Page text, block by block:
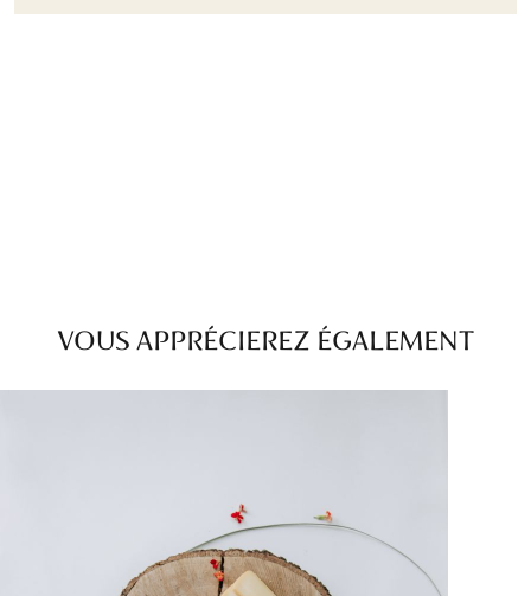
VOUS APPRÉCIEREZ ÉGALEMENT